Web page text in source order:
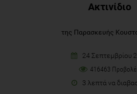
Ακτινίδιο
της Παρασκευής
24 Σεπτεμβρίου
416463
3 λεπτά να